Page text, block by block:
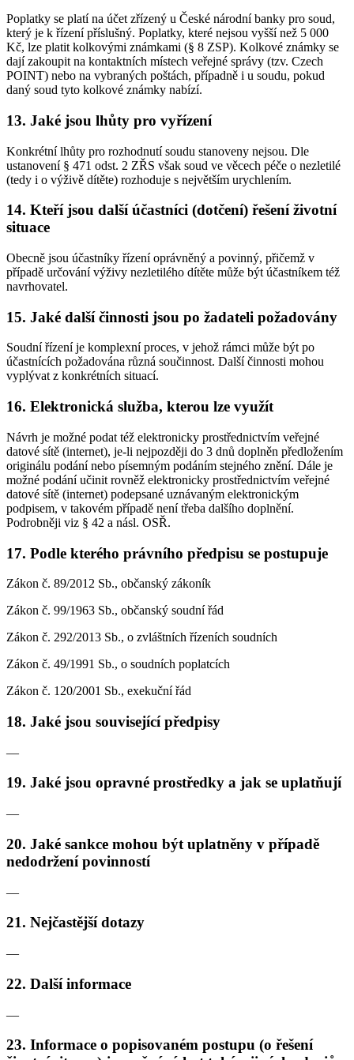
Poplatky se platí na účet zřízený u České národní banky pro soud,
který je k řízení příslušný. Poplatky, které nejsou vyšší než 5 000
Kč, lze platit kolkovými známkami (§ 8 ZSP). Kolkové známky se
dají zakoupit na kontaktních místech veřejné správy (tzv. Czech
POINT) nebo na vybraných poštách, případně i u soudu, pokud
daný soud tyto kolkové známky nabízí.
13. Jaké jsou lhůty pro vyřízení
Konkrétní lhůty pro rozhodnutí soudu stanoveny nejsou. Dle
ustanovení § 471 odst. 2 ZŘS však soud ve věcech péče o nezletilé
(tedy i o výživě dítěte) rozhoduje s největším urychlením.
14. Kteří jsou další účastníci (dotčení) řešení životní
situace
Obecně jsou účastníky řízení oprávněný a povinný, přičemž v
případě určování výživy nezletilého dítěte může být účastníkem též
navrhovatel.
15. Jaké další činnosti jsou po žadateli požadovány
Soudní řízení je komplexní proces, v jehož rámci může být po
účastnících požadována různá součinnost. Další činnosti mohou
vyplývat z konkrétních situací.
16. Elektronická služba, kterou lze využít
Návrh je možné podat též elektronicky prostřednictvím veřejné
datové sítě (internet), je-li nejpozději do 3 dnů doplněn předložením
originálu podání nebo písemným podáním stejného znění. Dále je
možné podání učinit rovněž elektronicky prostřednictvím veřejné
datové sítě (internet) podepsané uznávaným elektronickým
podpisem, v takovém případě není třeba dalšího doplnění.
Podrobněji viz § 42 a násl. OSŘ.
17. Podle kterého právního předpisu se postupuje
Zákon č. 89/2012 Sb., občanský zákoník
Zákon č. 99/1963 Sb., občanský soudní řád
Zákon č. 292/2013 Sb., o zvláštních řízeních soudních
Zákon č. 49/1991 Sb., o soudních poplatcích
Zákon č. 120/2001 Sb., exekuční řád
18. Jaké jsou související předpisy
—
19. Jaké jsou opravné prostředky a jak se uplatňují
—
20. Jaké sankce mohou být uplatněny v případě
nedodržení povinností
—
21. Nejčastější dotazy
—
22. Další informace
—
23. Informace o popisovaném postupu (o řešení